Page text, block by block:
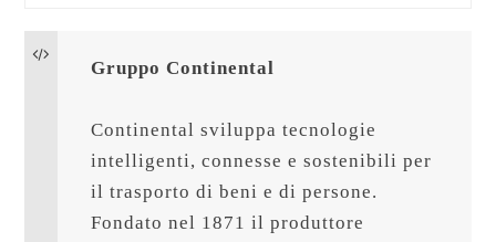
Gruppo Continental
Continental sviluppa tecnologie
intelligenti, connesse e sostenibili per
il trasporto di beni e di persone.
Fondato nel 1871 il produttore